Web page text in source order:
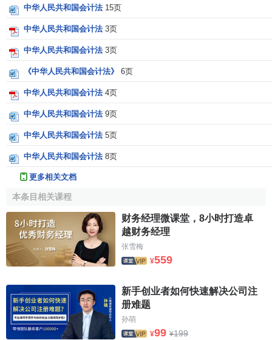
册会计师协会组织实施。
第八条 具有高等专科以上学校毕业的学历、或者具有会
计或者相关专业中级以上技术
加注册会计师全国统一考试；具有会计或者相关专业高级技
术职称的人员，可以免予部分科目的
审计业务工作二年以上的，可以向省、自治区、直辖市注册
会计师协会申请注册。除有本法第十条所列情形外，受理申
请的注册会计师协会应当准予注册。
第十条 有下列情形之一的，受理申请的注册会计师协会
不予注册：
（一）不具有 完全民事行为能力的；
（二）因受刑事处罚，自刑罚执行完毕之日起至申请注
册之日止不满五年的；
管理工作中犯有严重错误受行政处罚、撤职 以上处分，自处
罚、处分决定之日起至申请注册之日止不满二年的；
（四）受吊销注册会计师证书的处罚，自处罚决定之日
中华人民共和国会计法 15页
中华人民共和国会计法 3页
中华人民共和国会计法 3页
《中华人民共和国会计法》 6页
中华人民共和国会计法 4页
中华人民共和国会计法 9页
中华人民共和国会计法 5页
中华人民共和国会计法 8页
更多相关文档
本条目相关课程
财务经理微课堂，8小时打造卓
越财务经理
张雪梅
¥559
新手创业者如何快速解决公司注
册难题
孙萌
¥99 ¥199